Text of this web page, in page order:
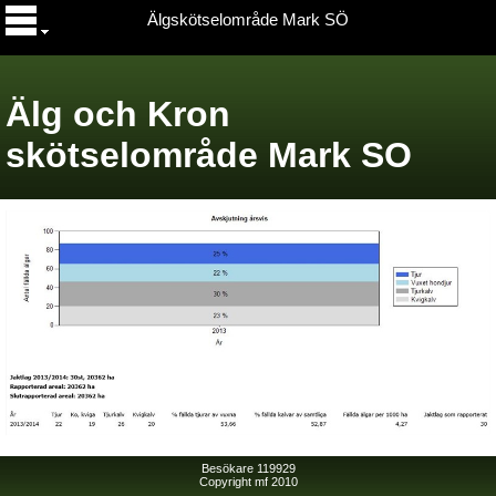
Älg och Kron
skötselområde Mark SO
Älgskötselområde Mark SÖ
Besökare 119929
Copyright mf 2010